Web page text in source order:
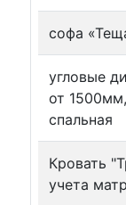
софа
угловые
от
спальная
Кровать
учета